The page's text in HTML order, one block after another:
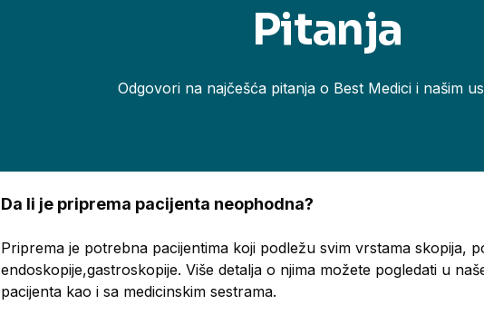
Pitanja
Odgovori na najčešća pitanja o Best Medici i našim
Da li je priprema pacijenta neophodna?
Priprema je potrebna pacijentima koji podležu svim vrstama skopija,
endoskopije,gastroskopije. Više detalja o njima možete pogledati u
pacijenta kao i sa medicinskim sestrama.